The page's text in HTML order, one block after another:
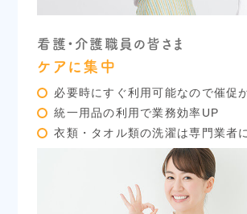
看護・介護職員の皆さま
ケアに集中
必要時にすぐ利用可能なので催促
統一用品の利用で業務効率UP
衣類・タオル類の洗濯は専門業者